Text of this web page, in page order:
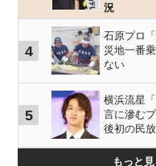
況
4
石原プロ
災地一番
ない
5
横浜流星
言に滲む
後初の民
もっと見